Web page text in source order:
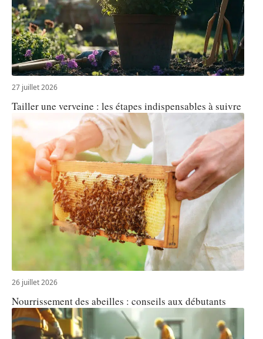
27 juillet 2026
Tailler une verveine : les étapes indispensables à suivre
26 juillet 2026
Nourrissement des abeilles : conseils aux débutants